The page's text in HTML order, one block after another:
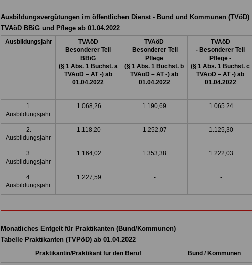
Ausbildungsvergütungen im öffentlichen Dienst - Bund und Kommunen (TVöD)
TVAöD BBiG und Pflege ab 01.04.2022
Ausbildungsjahr
TVAöD
Besonderer Teil
BBiG
(§ 1 Abs. 1 Buchst. a
TVAöD – AT -) ab
01.04.2022
TVAöD
Besonderer Teil
Pflege
(§ 1 Abs. 1 Buchst. b
TVAöD – AT -) ab
01.04.2022
TVAöD
- Besonderer Teil
Pflege -
(§ 1 Abs. 1 Buchst. c
TVAöD – AT -) ab
01.04.2022
1.
Ausbildungsjahr
1.068,26 1.190,69 1.065.24
2.
Ausbildungsjahr
1.118,20 1.252,07 1.125,30
3.
Ausbildungsjahr
1.164,02 1.353,38 1.222,03
4.
Ausbildungsjahr
1.227,59 - -
Monatliches Entgelt für Praktikanten (Bund/Kommunen)
Tabelle Praktikanten (TVPöD) ab 01.04.2022
Praktikantin/Praktikant für den Beruf Bund / Kommunen